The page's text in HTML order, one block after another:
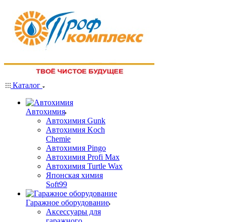
Каталог
Автохимия
Автохимия Gunk
Автохимия Koch
Chemie
Автохимия Pingo
Автохимия Profi Max
Автохимия Turtle Wax
Японская химия
Soft99
Гаражное оборудование
Аксессуары для